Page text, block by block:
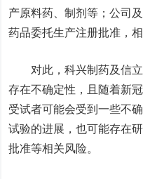
产原料药、制剂等；公司
药品委托生产注册批准，
对此，科兴制药及信立
存在不确定性，且随着新
受试者可能会受到一些不
试验的进展，也可能存在
批准等相关风险。